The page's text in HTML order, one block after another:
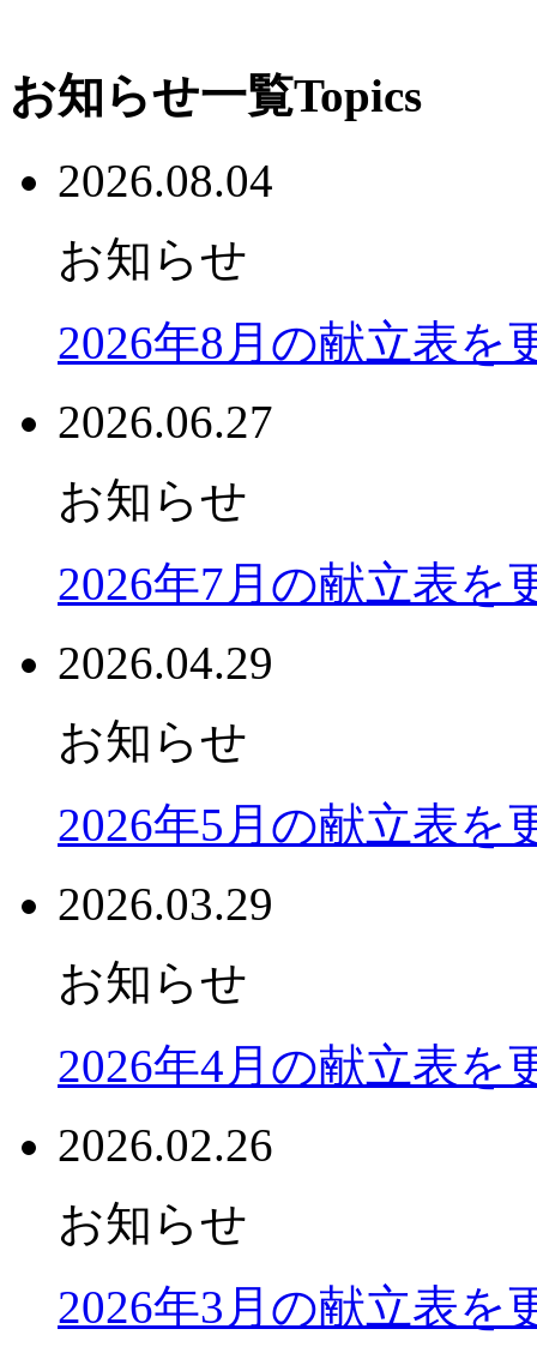
お知らせ一覧Topics
2026.08.04
お知らせ
2026年8月の献立表を
2026.06.27
お知らせ
2026年7月の献立表を
2026.04.29
お知らせ
2026年5月の献立表を
2026.03.29
お知らせ
2026年4月の献立表を
2026.02.26
お知らせ
2026年3月の献立表を